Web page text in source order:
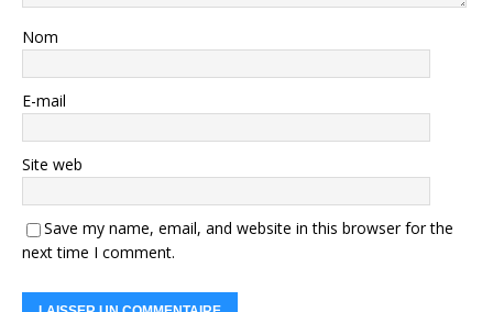
Nom
E-mail
Site web
Save my name, email, and website in this browser for the
next time I comment.